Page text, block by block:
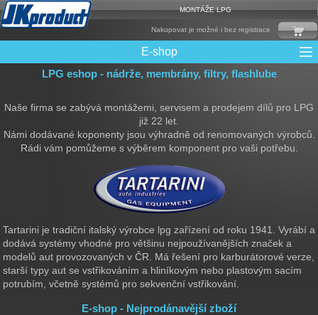
MONTÁŽE LPG
Nakupovat je možné i bez registrace
E-shop
CNG Nádrže
Elektronika + Emulátory
Filtry + Membrány
LPG Nádrže
Mixy + protizášlehové klapky
Multiventily + příslušenství
Ochrana Motoru
Přepínače
Rámy nádrží
Redukce plnění
Reduktory
Řídící jednotky + Testry
Sady + vstřikovače
Spojovací Materiál
Spotřební materiál
Trubky a Hadice
Ventily
LPG eshop - nádrže, membrány, filtry, flashlube
Naše firma se zabývá montážemi, servisem a prodejem dílů pro LPG
již 22 let.
Námi dodávané koponenty jsou výhradně od renomovaných výrobců.
Rádi vám pomůžeme s výběrem komponent pro vaši potřebu.
Tartarini je tradiční italský výrobce lpg zařízení od roku 1941. Vyrábí a
dodává systémy vhodné pro většinu nejpoužívanějších značek a
modelů aut provozovaných v ČR. Má řešení pro karburátorové verze,
starší typy aut se vstřikováním a hliníkovým nebo plastovým sacím
potrubím, včetně systémů pro sekvenční vstřikování.
E-shop - Nejprodánavější zboží